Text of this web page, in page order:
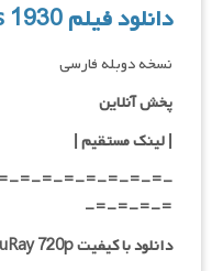
دانلود فیلم Another Fine Mess 1930
نسخه دوبله فارسی
پخش آنلاین
| لینک مستقیم|
=-=-=-=-=-=-=-
=-=-=-=-
دانلود با کیفیت BluRay 720p ریلیز F2M